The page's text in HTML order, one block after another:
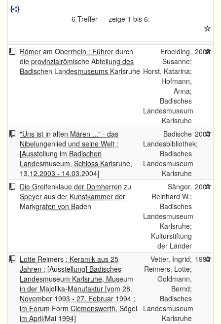
6 Treffer — zeige 1 bis 6:
Römer am Oberrhein : Führer durch
die provinzialrömische Abteilung des
Badischen Landesmuseums Karlsruhe
Erbelding,
Susanne;
Horst, Katarina;
Hofmann,
Anna;
Badisches
Landesmuseum
Karlsruhe
2008
"Uns ist in alten Mären ..." - das
Nibelungenlied und seine Welt :
[Ausstellung im Badischen
Landesmuseum, Schloss Karlsruhe,
13.12.2003 - 14.03.2004]
Badische
Landesbibliothek;
Badisches
Landesmuseum
Karlsruhe
2003
Die Greifenklaue der Domherren zu
Speyer aus der Kunstkammer der
Markgrafen von Baden
Sänger,
Reinhard W.;
Badisches
Landesmuseum
Karlsruhe;
Kulturstiftung
der Länder
2001
Lotte Reimers : Keramik aus 25
Jahren ; [Ausstellung] Badisches
Landesmuseum Karlsruhe, Museum
in der Majolika-Manufaktur [vom 28.
November 1993 - 27. Februar 1994 ;
im Forum Form Clemenswerth, Sögel
im April/Mai 1994]
Vetter, Ingrid;
Reimers, Lotte;
Goldmann,
Bernd;
Badisches
Landesmuseum
Karlsruhe
1993